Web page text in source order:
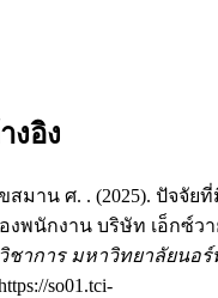
งอิง
สมาน ศ. . (2025). ปัจจัย
งพนักงาน บริษัท เอ็กซ์ว
ชาการ มหาวิทยาลัยนอร์
so01.tci-